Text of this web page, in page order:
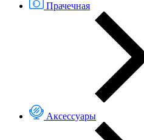
Прачечная
Аксессуары